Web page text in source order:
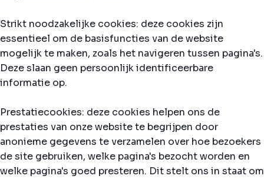
Strikt noodzakelijke cookies: deze cookies zijn
essentieel om de basisfuncties van de website
mogelijk te maken, zoals het navigeren tussen pagina's.
Deze slaan geen persoonlijk identificeerbare
informatie op.
Prestatiecookies: deze cookies helpen ons de
prestaties van onze website te begrijpen door
anonieme gegevens te verzamelen over hoe bezoekers
de site gebruiken, welke pagina's bezocht worden en
welke pagina's goed presteren. Dit stelt ons in staat om